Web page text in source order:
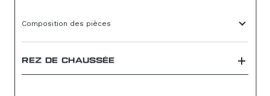
Composition des pièces
REZ DE CHAUSSÉE